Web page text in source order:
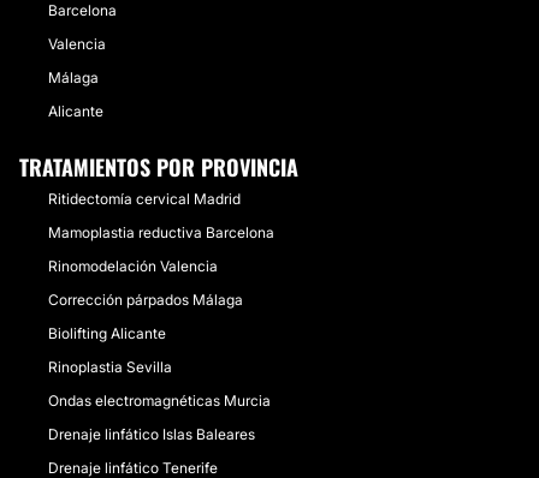
Barcelona
Valencia
Málaga
Alicante
TRATAMIENTOS POR PROVINCIA
Ritidectomía cervical Madrid
Mamoplastia reductiva Barcelona
Rinomodelación Valencia
Corrección párpados Málaga
Biolifting Alicante
Rinoplastia Sevilla
Ondas electromagnéticas Murcia
Drenaje linfático Islas Baleares
Drenaje linfático Tenerife